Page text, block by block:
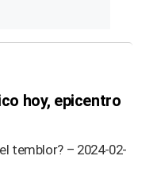
hoy, epicentro
temblor? – 2024-02-